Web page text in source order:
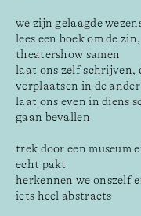
we zijn gelaagde
lees een boek om de
theatershow samen
laat ons zelf schrijven,
verplaatsen in de ander
laat ons even in diens
gaan bevallen
trek door een museum
echt pakt
herkennen we onszelf
iets heel abstracts